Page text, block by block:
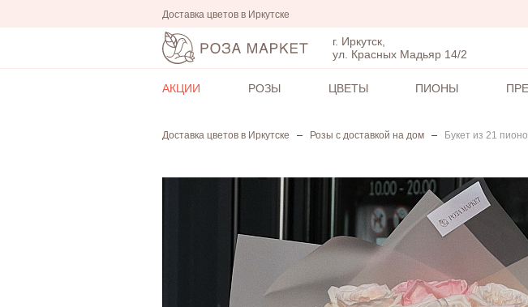
Доставка цветов в Иркутске
г. Иркутск,
ул. Красных Мадьяр 14/2
АКЦИИ РОЗЫ ЦВЕТЫ ПИОНЫ
Доставка цветов в Иркутске Розы с доставкой на дом Букет из 21